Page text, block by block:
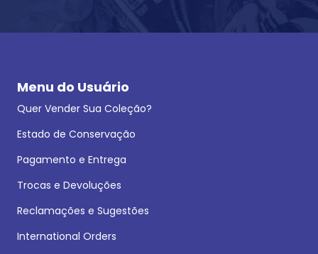
Menu do Usuário
Quer Vender Sua Coleção?
Estado de Conservação
Pagamento e Entrega
Trocas e Devoluções
Reclamações e Sugestões
International Orders